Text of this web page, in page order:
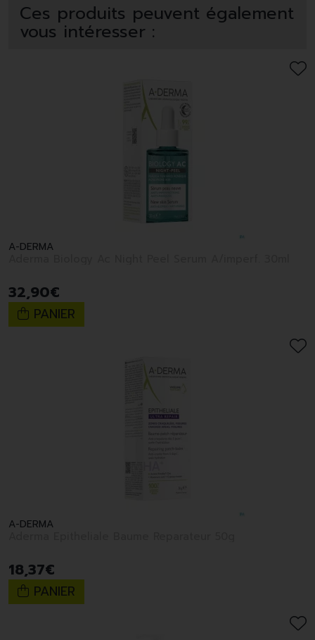
Ces produits peuvent également
vous intéresser :
A-DERMA
32,90€
PANIER
A-DERMA
18,37€
PANIER